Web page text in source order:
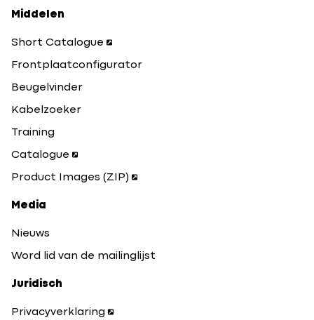
Middelen
Short Catalogue
Frontplaatconfigurator
Beugelvinder
Kabelzoeker
Training
Catalogue
Product Images (ZIP)
Media
Nieuws
Word lid van de mailinglijst
Juridisch
Privacyverklaring